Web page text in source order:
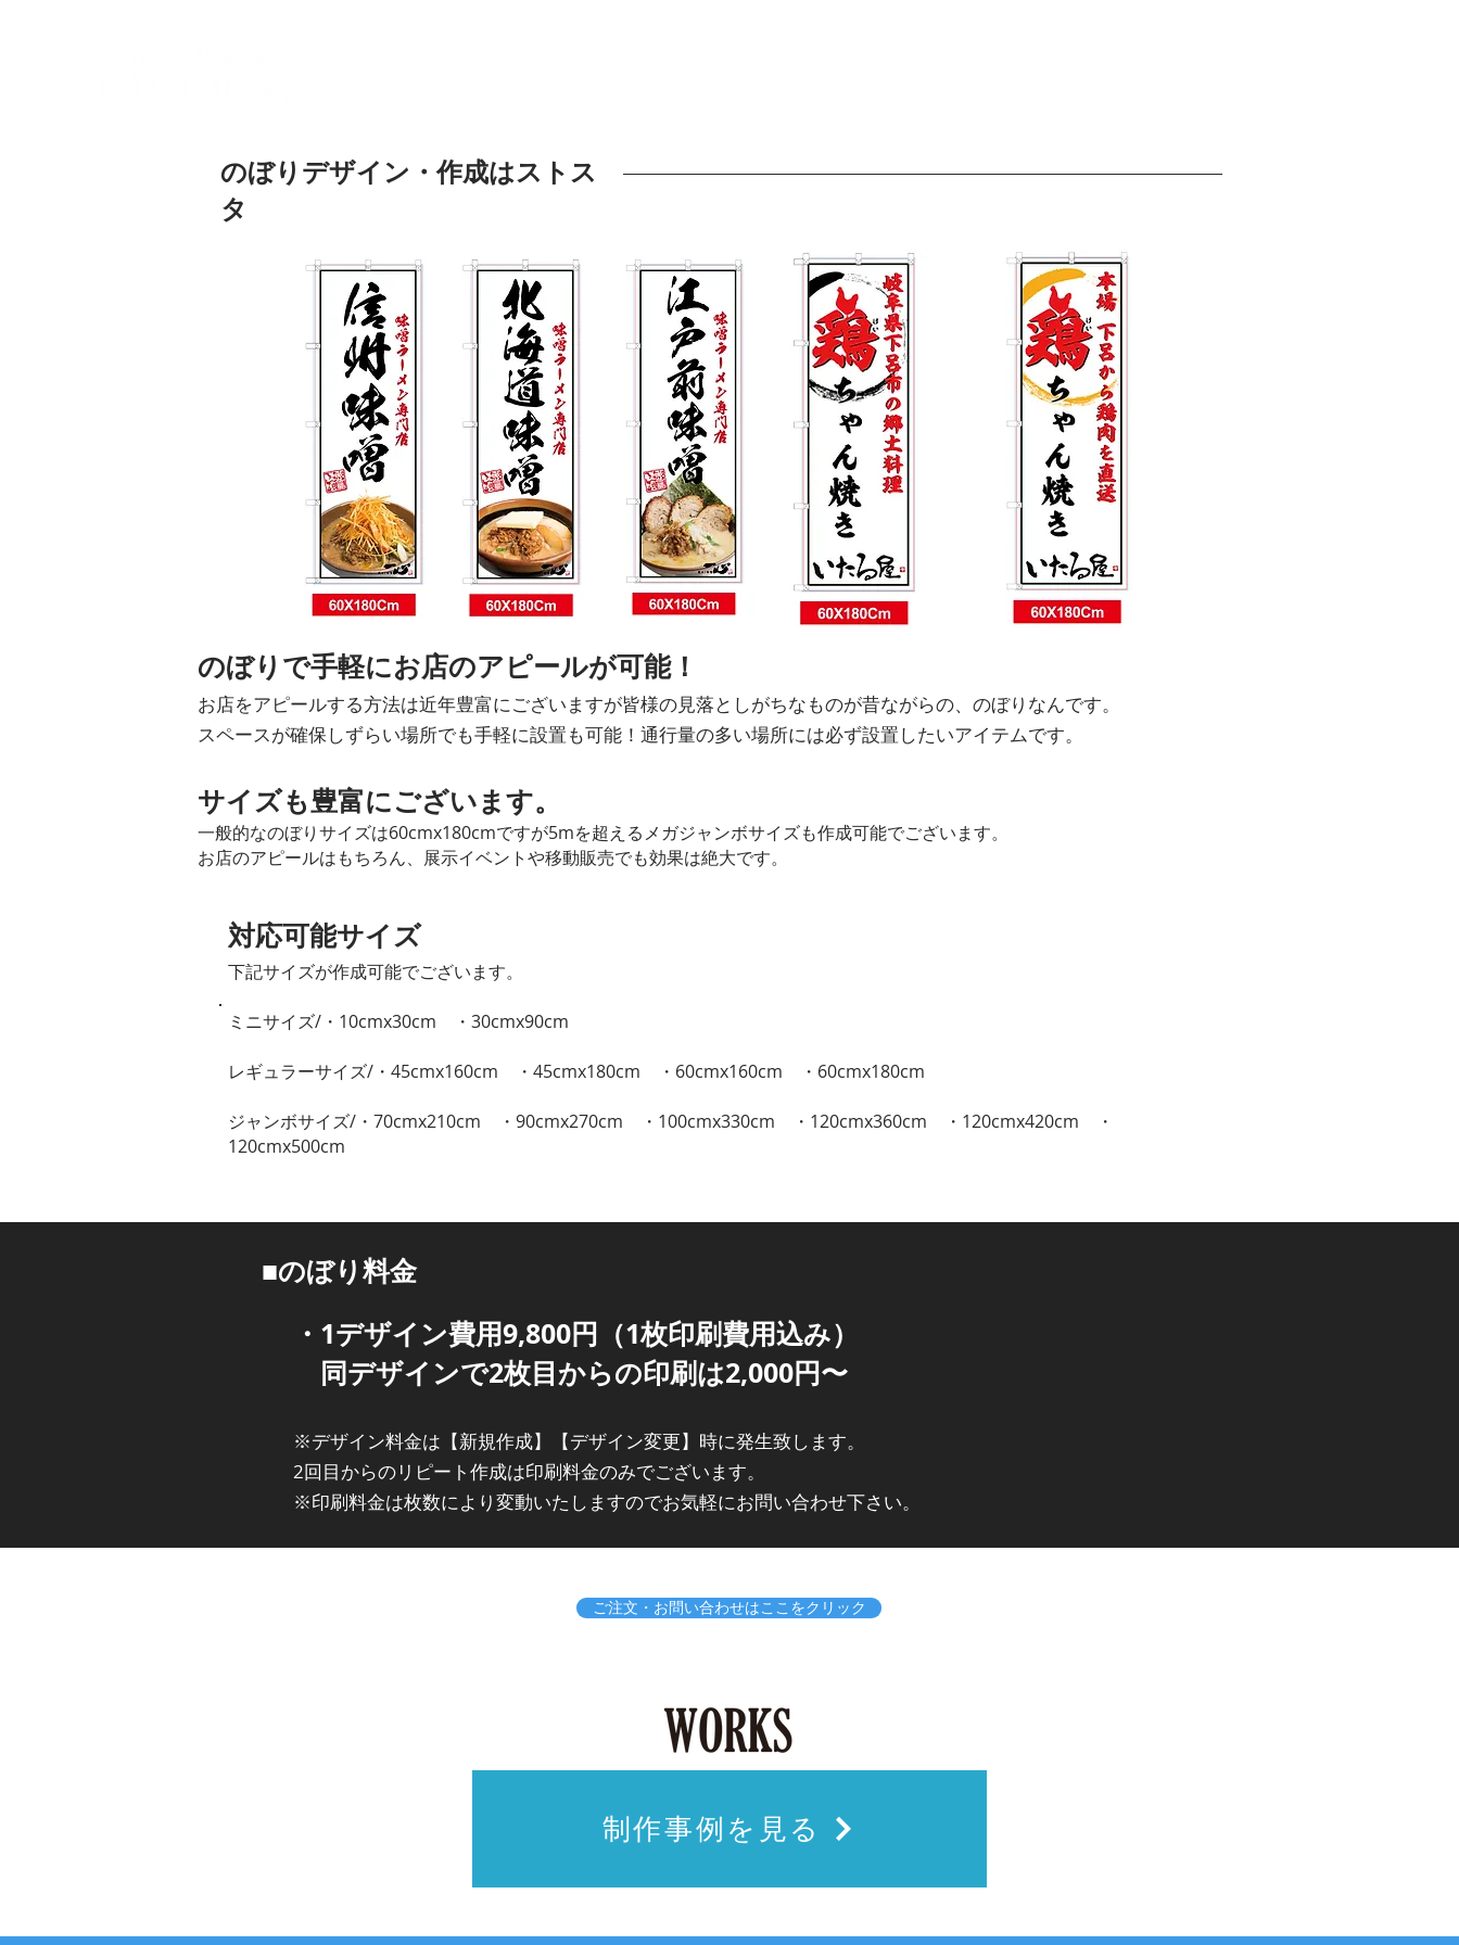
​のぼりデザイン・作成はストス
タ
のぼりで手軽にお店のアピールが可能！
お店をアピールする方法は近年豊富にございますが皆様の見落としがちなものが昔ながらの、のぼりなんです。
スペースが確保しずらい場所でも手軽に設置も可能！通行量の多い場所には必ず設置したいアイテムです。
サイズも豊富にございます。
一般的なのぼりサイズは60cmx180cmですが5mを超えるメガジャンボサイズも作成可能でございます。
お店のアピールはもちろん、展示イベントや移動販売でも効果は絶大です。
対応可能サイズ
下記サイズが作成可能でございます。
ミニサイズ/・10cmx30cm ・30cmx90cm
レギュラーサイズ/・45cmx160cm ・45cmx180cm ・60cmx160cm ・60cmx180cm
ジャンボサイズ/・70cmx210cm ・90cmx270cm ・100cmx330cm ・120cmx360cm ・120cmx420cm ・
120cmx500cm
​■のぼり料金
​・1デザイン費用9,800円（1枚印刷費用込み）
同デザインで2枚目からの印刷は2,000円〜
※デザイン料金は【新規作成】【デザイン変更】時に発生致します。
2回目からのリピート作成は印刷料金のみでございます。
※印刷料金は枚数により変動いたしますのでお気軽にお問い合わせ下さい。
ご注文・お問い合わせはここをクリック
制作事例を見る